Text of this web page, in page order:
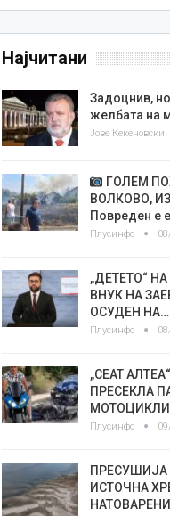
Најчитани
Задоцнив,
желбата на
Јове Кекеновски
ГОЛЕМ
ВОЛКОВО,
Повреден е
Плусинфо
„ДЕТЕТО“
ВНУК НА
ОСУДЕН НА…
Плусинфо
„СЕАТ
ПРЕСЕКЛА
Плусинфо
ПРЕСУШИЈА
ИСТОЧНА